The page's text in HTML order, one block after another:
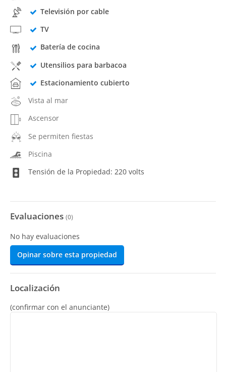
Televisión por cable
TV
Batería de cocina
Utensilios para barbacoa
Estacionamiento cubierto
Vista al mar
Ascensor
Se permiten fiestas
Piscina
Tensión de la Propiedad: 220 volts
Evaluaciones (0)
No hay evaluaciones
Opinar sobre esta propiedad
Localización
(confirmar con el anunciante)